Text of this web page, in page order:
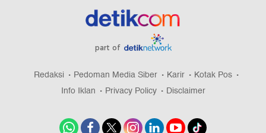
part of
Redaksi Pedoman Media Siber Karir
Kotak Pos
Info Iklan
Privacy Policy Disclaimer